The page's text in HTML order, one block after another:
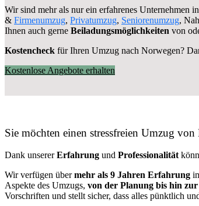
Wir sind mehr als nur ein erfahrenes Unternehmen
& Firmenumzug, Privatumzug, Seniorenumzug,
Ihnen auch gerne Beiladungsmöglichkeiten von
Kostencheck für Ihren Umzug nach Norwegen?
Kostenlose Angebote erhalten
Sie möchten einen stressfreien Umzug
Dank unsererErfahrung und Professionalität
Wir verfügen übermehr als 9 Jahren Erfahrung
Aspekte des Umzugs, von der Planung bis hin
Vorschriften und stellt sicher, dass alles pünktlich